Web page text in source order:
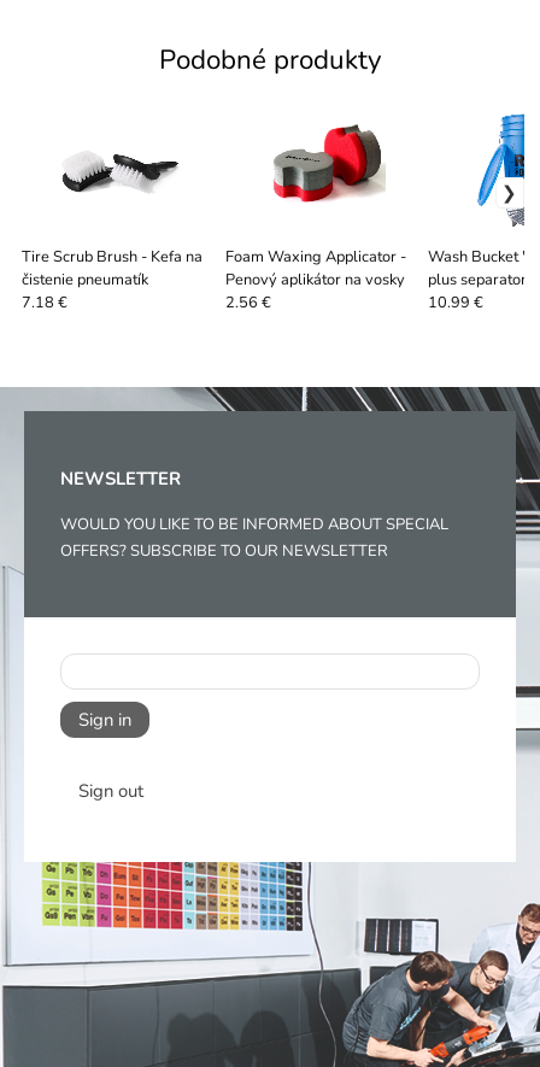
Podobné produkty
Tire Scrub Brush - Kefa na
čistenie pneumatík
7.18 €
Foam Waxing Applicator -
Penový aplikátor na vosky
2.56 €
Wash Bucket
plus separator
10.99 €
NEWSLETTER
WOULD YOU LIKE TO BE INFORMED ABOUT SPECIAL
OFFERS? SUBSCRIBE TO OUR NEWSLETTER
Sign in
Sign out